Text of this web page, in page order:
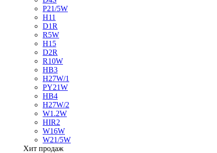
P21/5W
H11
D1R
R5W
H15
D2R
R10W
HB3
H27W/1
PY21W
HB4
H27W/2
W1.2W
HIR2
W16W
W21/5W
Хит продаж